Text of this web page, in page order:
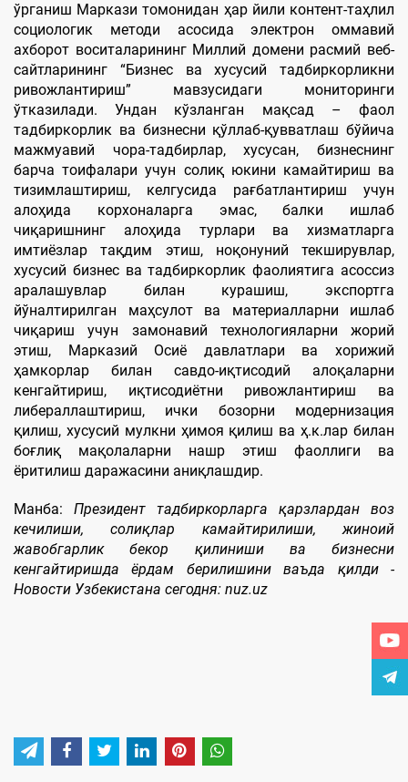
ўрганиш Маркази томонидан ҳар йили контент-таҳлил
социологик методи асосида электрон оммавий
ахборот воситаларининг Миллий домени расмий веб-
сайтларининг “Бизнес ва хусусий тадбиркорликни
ривожлантириш” мавзусидаги мониторинги
ўтказилади. Ундан кўзланган мақсад – фаол
тадбиркорлик ва бизнесни қўллаб-қувватлаш бўйича
мажмуавий чора-тадбирлар, хусусан, бизнеснинг
барча тоифалари учун солиқ юкини камайтириш ва
тизимлаштириш, келгусида рағбатлантириш учун
алоҳида корхоналарга эмас, балки ишлаб
чиқаришнинг алоҳида турлари ва хизматларга
имтиёзлар тақдим этиш, ноқонуний текширувлар,
хусусий бизнес ва тадбиркорлик фаолиятига асоссиз
аралашувлар билан курашиш, экспортга
йўналтирилган маҳсулот ва материалларни ишлаб
чиқариш учун замонавий технологияларни жорий
этиш, Марказий Осиё давлатлари ва хорижий
ҳамкорлар билан савдо-иқтисодий алоқаларни
кенгайтириш, иқтисодиётни ривожлантириш ва
либераллаштириш, ички бозорни модернизация
қилиш, хусусий мулкни ҳимоя қилиш ва ҳ.к.лар билан
боғлиқ мақолаларни нашр этиш фаоллиги ва
ёритилиш даражасини аниқлашдир.
Манба: Президент тадбиркорларга қарзлардан воз
кечилиши, солиқлар камайтирилиши, жиноий
жавобгарлик бекор қилиниши ва бизнесни
кенгайтиришда ёрдам берилишини ваъда қилди -
Новости Узбекистана сегодня: nuz.uz